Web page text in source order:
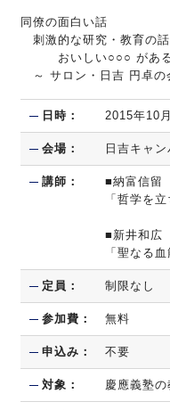
同僚の面白い話
刺激的な研究・教育の話
おいしい○○○ があ
～ サロン・日吉 円卓の
日時： 2015年10
会場： 日吉キャ
講師：
■納富信留
「哲学を
■新井和広
「聖なる
定員： 制限なし
参加費： 無料
申込み： 不要
対象： 慶應義塾